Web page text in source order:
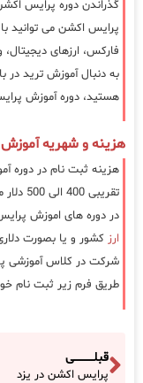
گذراندن دوره پرایس
پرایس اکشن می توانید با
فارکس، ارزهای
به دنبال آموزش ترید در
هستید، دوره آموزش
هزینه و شهریه
هزینه ثبت نام در دوره
در دوره های اموزش
ارز کشور و یا بصورت
شرکت در کلاس آموزشی
طریق فرم زیر ثبت نام
قبلـــــــــــی
پرایس اکشن در یزد